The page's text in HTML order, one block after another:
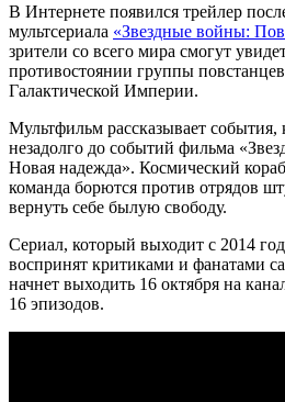
В Интернете появился трейлер
мультсериала «Звездные войны:
зрители со всего мира смогут
противостоянии группы
Галактической Империи.
Мультфильм рассказывает события,
незадолго до событий фильма
Новая надежда». Космический
команда борются против отрядов
вернуть себе былую свободу.
Сериал, который выходит с 2014
воспринят критиками и фанатами
начнет выходить 16 октября на
16 эпизодов.